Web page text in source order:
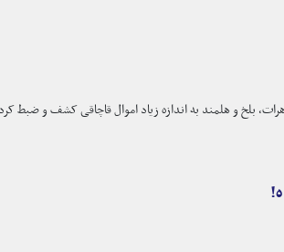
بلخ و هلمند به اندازه زیاد اموال قاچاقی کشف و ضبط